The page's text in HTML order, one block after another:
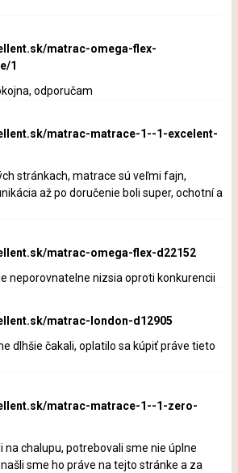
matrac-omega-flex-
1
odporučam
matrac-matrace-1--1-excelent-
stránkach, matrace sú veľmi fajn,
až po doručenie boli super, ochotní a
matrac-omega-flex-d22152
neporovnatelne nizsia oproti konkurencii
matrac-london-d12905
dlhšie čakali, oplatilo sa kúpiť práve tieto
matrac-matrace-1--1-zero-
na chalupu, potrebovali sme nie úplne
sme ho práve na tejto stránke a za